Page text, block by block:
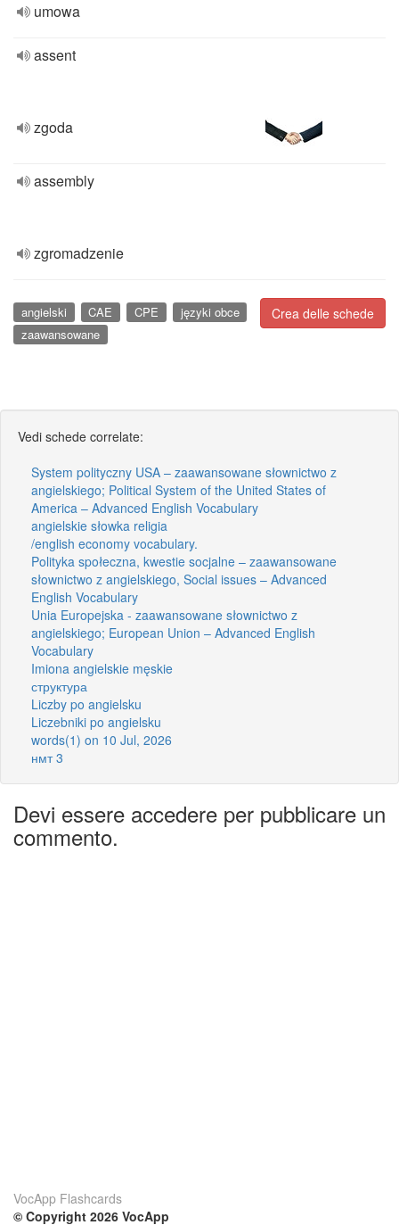
umowa
assent
zgoda
assembly
zgromadzenie
Crea delle schede
angielski CAE CPE
języki obce
zaawansowane
Vedi schede correlate:
System polityczny USA – zaawansowane słownictwo z
angielskiego; Political System of the United States of
America – Advanced English Vocabulary
angielskie słowka religia
/english economy vocabulary.
Polityka społeczna, kwestie socjalne – zaawansowane
słownictwo z angielskiego, Social issues – Advanced
English Vocabulary
Unia Europejska - zaawansowane słownictwo z
angielskiego; European Union – Advanced English
Vocabulary
Imiona angielskie męskie
структура
Liczby po angielsku
Liczebniki po angielsku
words(1) on 10 Jul, 2026
нмт 3
Devi essere accedere per pubblicare un
commento.
VocApp Flashcards
© Copyright 2026 VocApp